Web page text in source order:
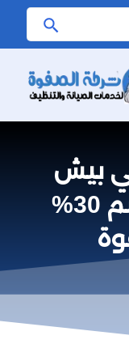
بيش
0508845868 خصم 30%